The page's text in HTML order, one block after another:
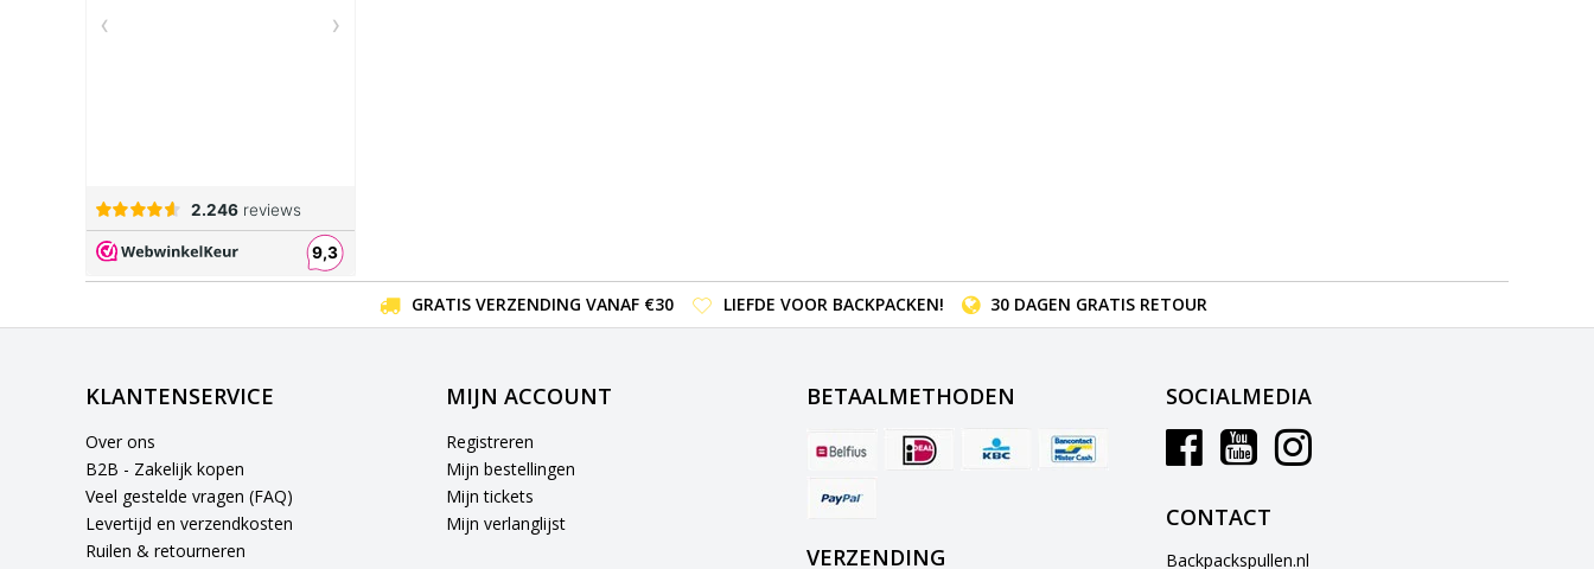
GRATIS VERZENDING VANAF €30 LIEFDE VOOR BACKPACKEN! 30 DAGEN GRATIS RETOUR
KLANTENSERVICE
Over ons
B2B - Zakelijk kopen
Veel gestelde vragen (FAQ)
Levertijd en verzendkosten
Ruilen & retourneren
MIJN ACCOUNT
Registreren
Mijn bestellingen
Mijn tickets
Mijn verlanglijst
BETAALMETHODEN
VERZENDING
SOCIALMEDIA
CONTACT
Backpackspullen.nl